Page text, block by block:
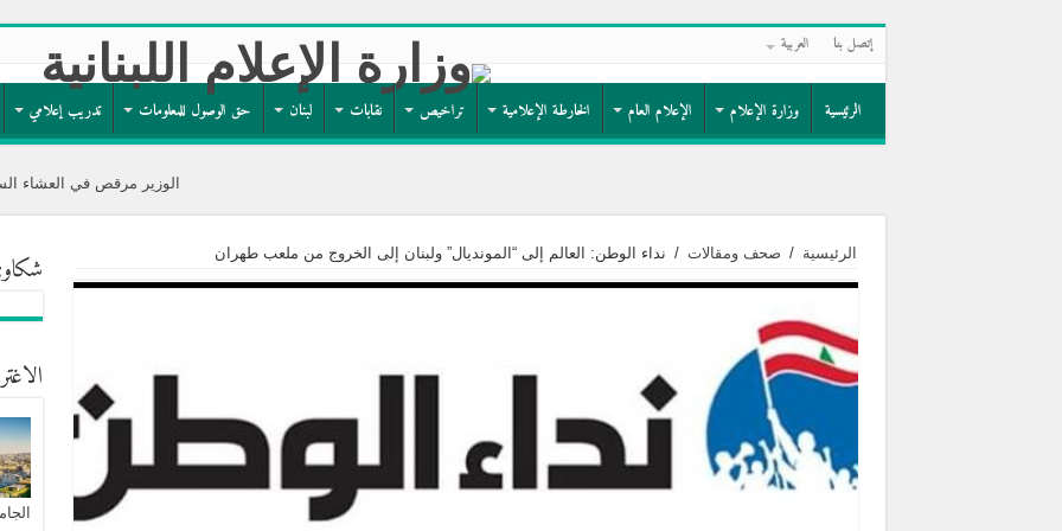
إتصل بنا العربية
الرئيسية وزارة الإعلام الإعلام العام الخارطة الإعلامية تراخيص نقابات لبنان حق الوصول للمعلومات تدريب إعلامي
الوزير مرقص في العشاء السنوي لجمعية
الرئيسية / صحف ومقالات / نداء الوطن: العالم إلى “المونديال” ولبنان إلى الخروج من ملعب طهران